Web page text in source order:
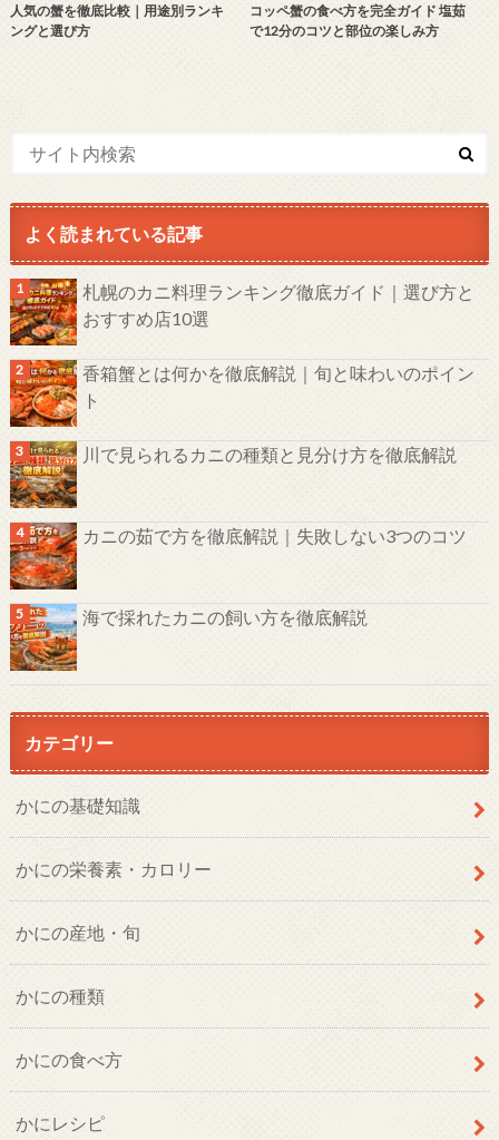
人気の蟹を徹底比較｜用途別ランキ
ングと選び方
コッペ蟹の食べ方を完全ガイド 塩茹
で12分のコツと部位の楽しみ方
よく読まれている記事
札幌のカニ料理ランキング徹底ガイド｜選び方と
おすすめ店10選
香箱蟹とは何かを徹底解説｜旬と味わいのポイン
ト
川で見られるカニの種類と見分け方を徹底解説
カニの茹で方を徹底解説｜失敗しない3つのコツ
海で採れたカニの飼い方を徹底解説
カテゴリー
かにの基礎知識
かにの栄養素・カロリー
かにの産地・旬
かにの種類
かにの食べ方
かにレシピ